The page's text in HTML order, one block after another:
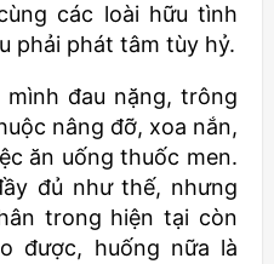
các loài hữu tình
phải phát tâm tùy hỷ.
đau nặng, trông
nâng đỡ, xoa nắn,
ăn uống thuốc men.
đủ như thế, nhưng
trong hiện tại còn
được, huống nữa là